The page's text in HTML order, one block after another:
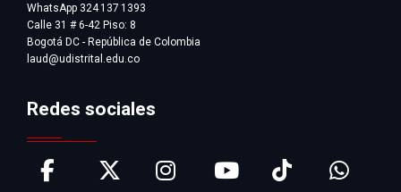
WhatsApp 324 137 1393
Calle 31 # 6-42 Piso: 8
Bogotá DC - República de Colombia
laud@udistrital.edu.co
Redes sociales